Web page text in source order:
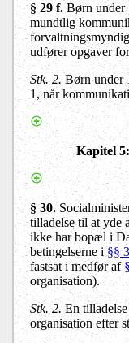
§ 29 f. Børn under
mundtlig
udfører opgaver
Stk. 2.Børn under
1, når
Kapitel 5
§ 30.
tilladelse til at yde
ikke har bopæl i
betingelserne i§§
fastsat i medfør af
organisation).
Stk. 2.En tilladelse
organisation efter